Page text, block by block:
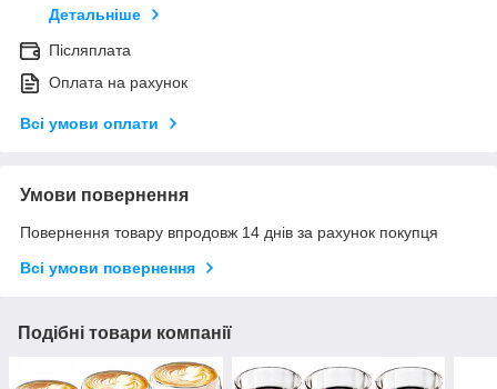
Детальніше
Післяплата
Оплата на рахунок
Всі умови оплати
Умови повернення
Повернення товару впродовж 14 днів за рахунок покупця
Всі умови повернення
Подібні товари компанії